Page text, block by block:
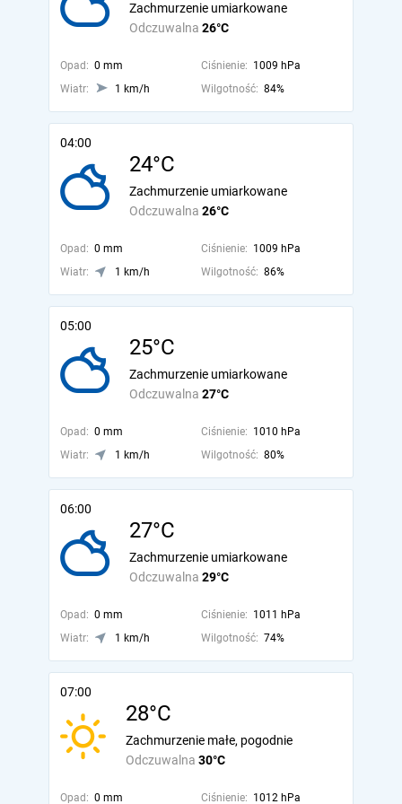
Odczuwalna 26°C
Zachmurzenie umiarkowane
Opad: 0 mm Ciśnienie: 1009 hPa
Wiatr:
1 km/h Wilgotność: 84%
04:00
24°C
Odczuwalna 26°C
Zachmurzenie umiarkowane
Opad: 0 mm Ciśnienie: 1009 hPa
Wiatr:
1 km/h Wilgotność: 86%
05:00
25°C
Odczuwalna 27°C
Zachmurzenie umiarkowane
Opad: 0 mm Ciśnienie: 1010 hPa
Wiatr:
1 km/h Wilgotność: 80%
06:00
27°C
Odczuwalna 29°C
Zachmurzenie umiarkowane
Opad: 0 mm Ciśnienie: 1011 hPa
Wiatr:
1 km/h Wilgotność: 74%
07:00
28°C
Odczuwalna 30°C
Zachmurzenie małe, pogodnie
Opad: 0 mm Ciśnienie: 1012 hPa